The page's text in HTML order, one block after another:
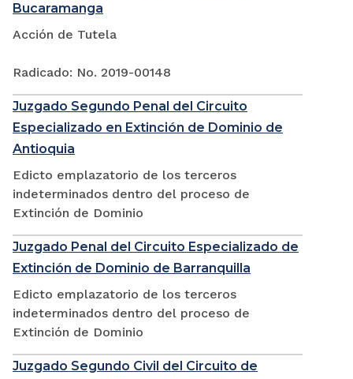
Bucaramanga
Acción de Tutela
Radicado: No. 2019-00148
Juzgado Segundo Penal del Circuito
Especializado en Extinción de Dominio de
Antioquia
Edicto emplazatorio de los terceros
indeterminados dentro del proceso de
Extinción de Dominio
Juzgado Penal del Circuito Especializado de
Extinción de Dominio de Barranquilla
Edicto emplazatorio de los terceros
indeterminados dentro del proceso de
Extinción de Dominio
Juzgado Segundo Civil del Circuito de